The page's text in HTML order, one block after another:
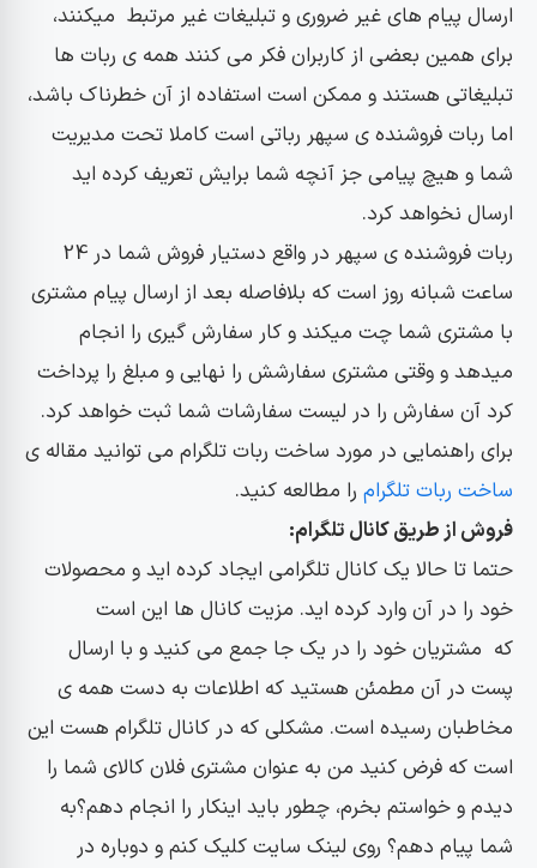
ارسال پیام های غیر ضروری و تبلیغات غیر مرتبط میکنند،
برای همین بعضی از کاربران فکر می کنند همه ی ربات ها
تبلیغاتی هستند و ممکن است استفاده از آن خطرناک باشد،
اما ربات فروشنده ی سپهر رباتی است کاملا تحت مدیریت
شما و هیچ پیامی جز آنچه شما برایش تعریف کرده اید
ارسال نخواهد کرد.
ربات فروشنده ی سپهر در واقع دستیار فروش شما در 24
ساعت شبانه روز است که بلافاصله بعد از ارسال پیام مشتری
با مشتری شما چت میکند و کار سفارش گیری را انجام
میدهد و وقتی مشتری سفارشش را نهایی و مبلغ را پرداخت
کرد آن سفارش را در لیست سفارشات شما ثبت خواهد کرد.
برای راهنمایی در مورد ساخت ربات تلگرام می توانید مقاله ی
ساخت ربات تلگرام را مطالعه کنید.
فروش از طریق کانال تلگرام:
حتما تا حالا یک کانال تلگرامی ایجاد کرده اید و محصولات
خود را در آن وارد کرده اید. مزیت کانال ها این است
که مشتریان خود را در یک جا جمع می کنید و با ارسال
پست در آن مطمئن هستید که اطلاعات به دست همه ی
مخاطبان رسیده است. مشکلی که در کانال تلگرام هست این
است که فرض کنید من به عنوان مشتری فلان کالای شما را
دیدم و خواستم بخرم، چطور باید اینکار را انجام دهم؟به
شما پیام دهم؟ روی لینک سایت کلیک کنم و دوباره در